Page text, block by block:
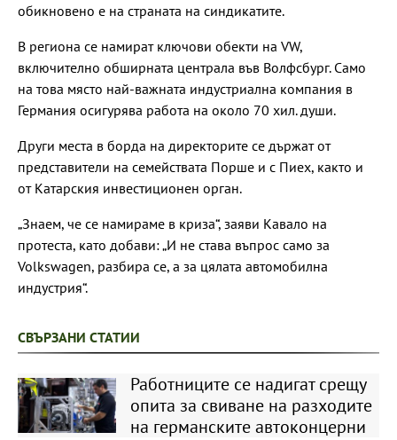
обикновено е на страната на синдикатите.
В региона се намират ключови обекти на VW,
включително обширната централа във Волфсбург. Само
на това място най-важната индустриална компания в
Германия осигурява работа на около 70 хил. души.
Други места в борда на директорите се държат от
представители на семействата Порше и с Пиех, както и
от Катарския инвестиционен орган.
„Знаем, че се намираме в криза“, заяви Кавало на
протеста, като добави: „И не става въпрос само за
Volkswagen, разбира се, а за цялата автомобилна
индустрия“.
СВЪРЗАНИ СТАТИИ
Работниците се надигат срещу
опита за свиване на разходите
на германските автоконцерни